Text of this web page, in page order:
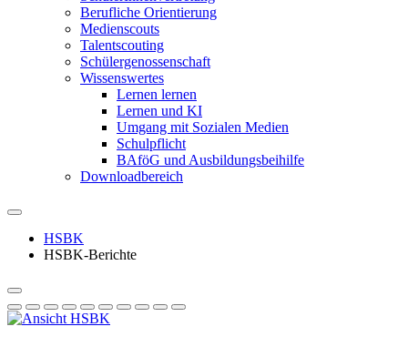
Berufliche Orientierung
Medienscouts
Talentscouting
Schüler­genossen­schaft
Wissenswertes
Lernen lernen
Lernen und KI
Umgang mit Sozialen Medien
Schulpflicht
BAföG und Ausbildungsbeihilfe
Downloadbereich
HSBK
HSBK-Berichte